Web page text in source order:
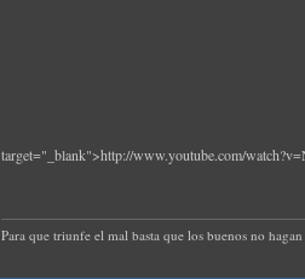
target="_blank">http://www.youtube.com/
Para que triunfe el mal basta que los buenos no